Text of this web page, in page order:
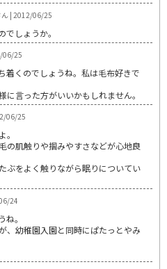
ん | 2012/06/25
しょうか。
06/25
着くのでしょうね。私は毛布好きで
に言った方がいいかもしれません。
06/25
の肌触りや掴みやすさなどが心地良
ぶをよく触りながら眠りについてい
24
。
、幼稚園入園と同時にぱたっとやみ